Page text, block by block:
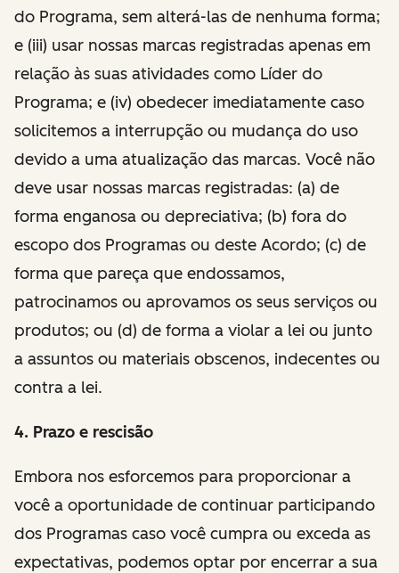
do Programa, sem alterá-las de nenhuma forma;
e (iii) usar nossas marcas registradas apenas em
relação às suas atividades como Líder do
Programa; e (iv) obedecer imediatamente caso
solicitemos a interrupção ou mudança do uso
devido a uma atualização das marcas. Você não
deve usar nossas marcas registradas: (a) de
forma enganosa ou depreciativa; (b) fora do
escopo dos Programas ou deste Acordo; (c) de
forma que pareça que endossamos,
patrocinamos ou aprovamos os seus serviços ou
produtos; ou (d) de forma a violar a lei ou junto
a assuntos ou materiais obscenos, indecentes ou
contra a lei.
4. Prazo e rescisão
Embora nos esforcemos para proporcionar a
você a oportunidade de continuar participando
dos Programas caso você cumpra ou exceda as
expectativas, podemos optar por encerrar a sua